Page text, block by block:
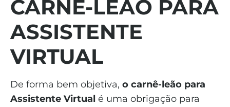
CARNÊ-LEÃO PARA
ASSISTENTE
VIRTUAL
De forma bem objetiva, o carnê-leão para
Assistente Virtual é uma obrigação para